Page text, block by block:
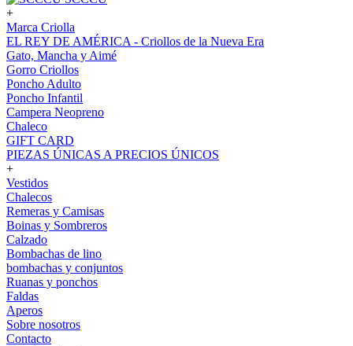
+
Marca Criolla
EL REY DE AMÉRICA - Criollos de la Nueva Era
Gato, Mancha y Aimé
Gorro Criollos
Poncho Adulto
Poncho Infantil
Campera Neopreno
Chaleco
GIFT CARD
PIEZAS ÚNICAS A PRECIOS ÚNICOS
+
Vestidos
Chalecos
Remeras y Camisas
Boinas y Sombreros
Calzado
Bombachas de lino
bombachas y conjuntos
Ruanas y ponchos
Faldas
Aperos
Sobre nosotros
Contacto